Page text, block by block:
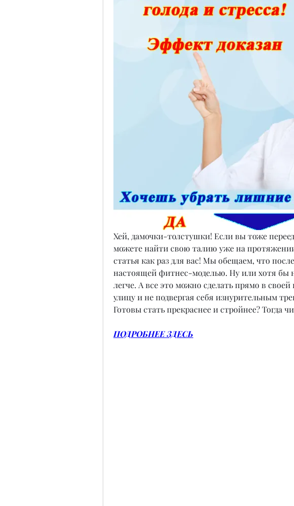
Хей, дамочки-толстушки! Если вы тоже
можете найти свою талию уже на
статья как раз для вас! Мы обещаем, что
настоящей фитнес-моделью. Ну или хотя бы
легче. А все это можно сделать прямо в
улицу и не подвергая себя изнурительным
Готовы стать прекраснее и стройнее? Тогда
ПОДРОБНЕЕ ЗДЕСЬ